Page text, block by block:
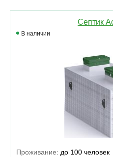
Септик
В наличии
Проживание: до 100 человек